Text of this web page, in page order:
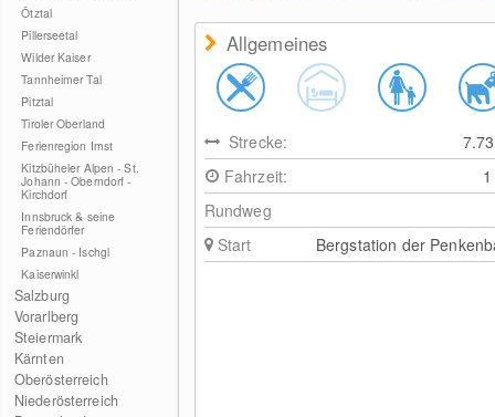
Ötztal
Pillerseetal
Wilder Kaiser
Tannheimer Tal
Pitztal
Tiroler Oberland
Ferienregion Imst
Kitzbüheler Alpen - St.
Johann - Oberndorf -
Kirchdorf
Innsbruck & seine
Feriendörfer
Paznaun - Ischgl
Kaiserwinkl
Salzburg
Vorarlberg
Steiermark
Kärnten
Oberösterreich
Niederösterreich
Allgemeines
Strecke:
Fahrzeit:
Rundweg
Start
Bergstation der